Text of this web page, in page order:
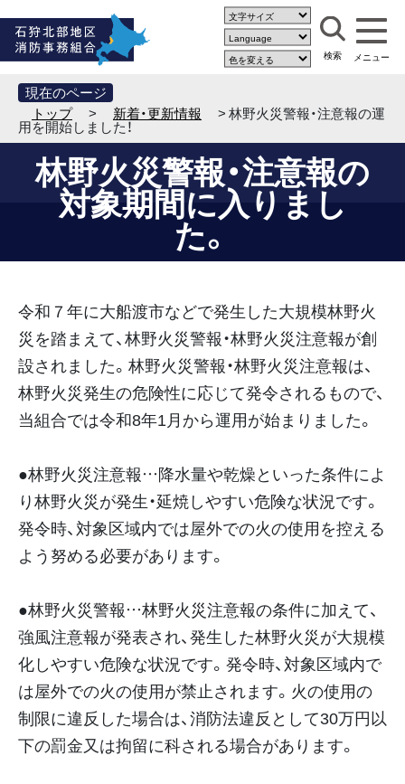
現在のページ
トップ
> 新着・更新情報 > 林野火災警報・注意報の運
用を開始しました！
林野火災警報・注意報の
対象期間に入りまし
た。
令和７年に大船渡市などで発生した大規模林野火
災を踏まえて、林野火災警報・林野火災注意報が創
設されました。林野火災警報・林野火災注意報は、
林野火災発生の危険性に応じて発令されるもので、
当組合では令和8年1月から運用が始まりました。
●林野火災注意報…降水量や乾燥といった条件によ
り林野火災が発生・延焼しやすい危険な状況です。
発令時、対象区域内では屋外での火の使用を控える
よう努める必要があります。
●林野火災警報…林野火災注意報の条件に加えて、
強風注意報が発表され、発生した林野火災が大規模
化しやすい危険な状況です。発令時、対象区域内で
は屋外での火の使用が禁止されます。火の使用の
制限に違反した場合は、消防法違反として30万円以
下の罰金又は拘留に科される場合があります。